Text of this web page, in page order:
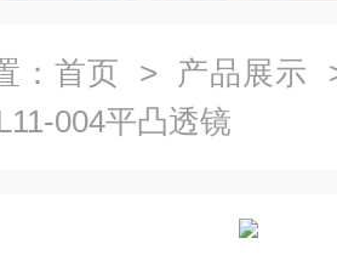
： 首页 > 产品展示
004平凸透镜